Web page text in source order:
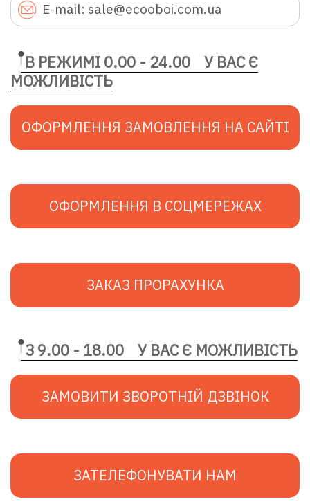
E-mail: sale@ecooboi.com.ua
В РЕЖИМІ 0.00 - 24.00
У ВАС Є
МОЖЛИВІСТЬ
ОФОРМЛЕННЯ ЗАМОВЛЕННЯ НА САЙТІ
ОФОРМЛЕННЯ В СОЦМЕРЕЖАХ
ЗАКАЗ ПРОРАХУНКА
З 9.00 - 18.00 У ВАС Є МОЖЛИВІСТЬ
ЗАМОВИТИ ЗВОРОТНІЙ ДЗВІНОК
ЗАТЕЛЕФОНУВАТИ НАМ